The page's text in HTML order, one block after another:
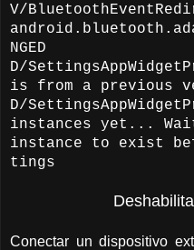
V/
NGED
D/
is from a previous
D/
instances yet...
instance to exist
tings
Conectar un dispositivo